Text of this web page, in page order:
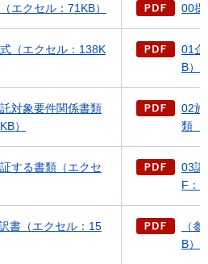
エクセル：71KB） 00提
（エクセル：138K
01企
B）
対象要件関係書類
）
02施
類（
する書類（エクセ
03講
F：
書（エクセル：15
（
B）